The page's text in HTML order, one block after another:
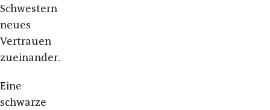
Schwestern
neues
Vertrauen
zueinander.
Eine
schwarze